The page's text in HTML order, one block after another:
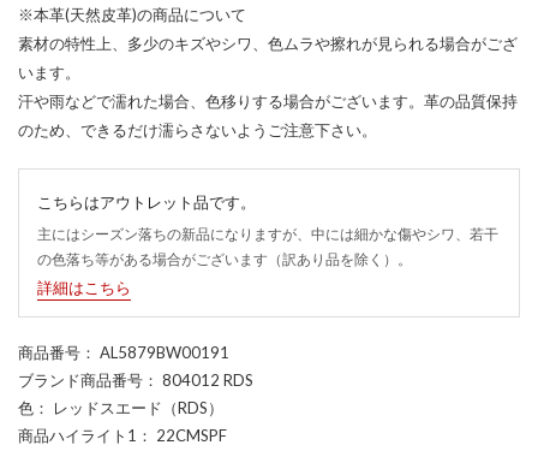
※本革(天然皮革)の商品について
素材の特性上、多少のキズやシワ、色ムラや擦れが見られる場合がござ
います。
汗や雨などで濡れた場合、色移りする場合がございます。革の品質保持
のため、できるだけ濡らさないようご注意下さい。
こちらはアウトレット品です。
主にはシーズン落ちの新品になりますが、中には細かな傷やシワ、若干
の色落ち等がある場合がございます（訳あり品を除く）。
詳細はこちら
商品番号 ： AL5879BW00191
ブランド商品番号 ： 804012 RDS
色 ： レッドスエード（RDS）
商品ハイライト1 ： 22CMSPF